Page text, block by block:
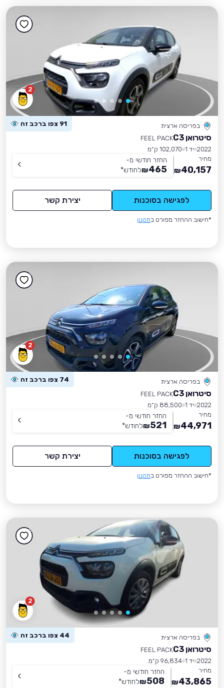
2
בפריסה ארצית 91 צפו ברכב זה
סיטרואן C3
FEEL PACK
2022 יד 1
102,070 ק״מ
מחיר
40,157
₪
החזר חודשי מ-
465
₪לחודש*
לפגישה בסוכנות יצירת קשר
*חישוב ההחזר מפורט בתקנון
2
בפריסה ארצית 74 צפו ברכב זה
סיטרואן C3
FEEL PACK
2022 יד 1
88,500 ק״מ
מחיר
44,971
₪
החזר חודשי מ-
521
₪לחודש*
לפגישה בסוכנות יצירת קשר
*חישוב ההחזר מפורט בתקנון
2
בפריסה ארצית 44 צפו ברכב זה
סיטרואן C3
FEEL PACK
2022 יד 1
96,834 ק״מ
מחיר
43,865
₪
החזר חודשי מ-
508
₪לחודש*